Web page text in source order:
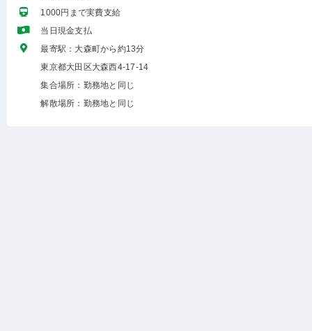
1000円まで実費支給
当日現金支払
最寄駅：大森町から約13分
東京都大田区大森西4-17-14
集合場所：勤務地と同じ
解散場所：勤務地と同じ